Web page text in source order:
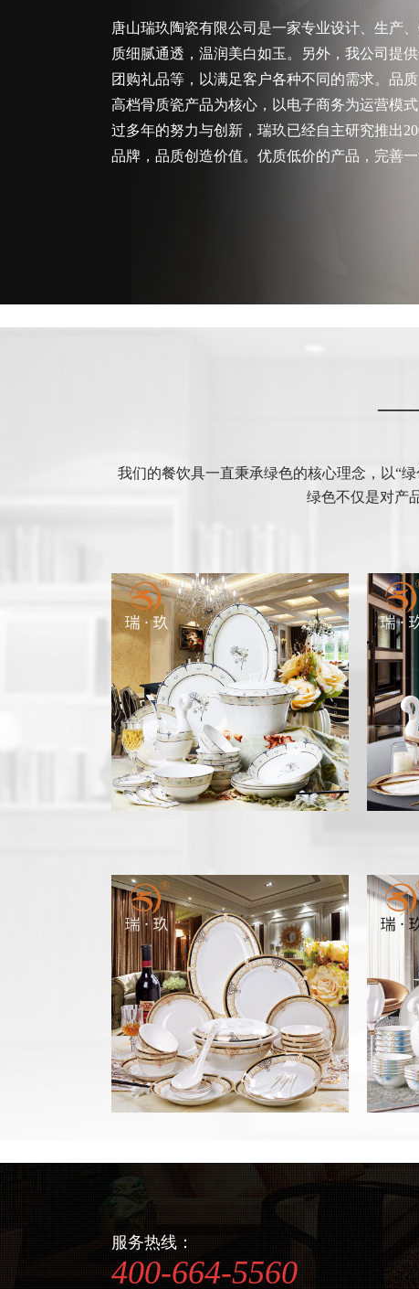
唐山瑞玖陶瓷有限公司是一家专业设计、生产
质细腻通透，温润美白如玉。另外，我公司提
团购礼品等，以满足客户各种不同的需求。品
高档骨质瓷产品为核心，以电子商务为运营模
过多年的努力与创新，瑞玖已经自主研究推出
品牌，品质创造价值。优质低价的产品，完善
我们的餐饮具一直秉承绿色的核心理念，以“
绿色不仅是对产
服务热线：
400-664-5560